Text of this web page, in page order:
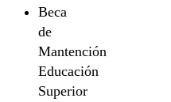
Beca
de
Mantención
Educación
Superior